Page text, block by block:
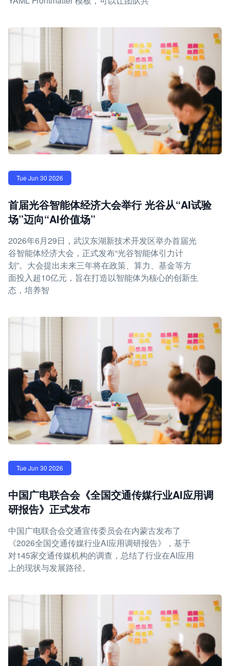
Tue Jun 30 2026
首届光谷智能体经济大会举行 光谷从“AI试验
场”迈向“AI价值场”
2026年6月29日，武汉东湖新技术开发区举办首届光
谷智能体经济大会，正式发布“光谷智能体引力计
划”。大会提出未来三年将在政策、算力、基金等方
面投入超10亿元，旨在打造以智能体为核心的创新生
态，培养智
Tue Jun 30 2026
中国广电联合会《全国交通传媒行业AI应用调
研报告》正式发布
中国广电联合会交通宣传委员会在内蒙古发布了
《2026全国交通传媒行业AI应用调研报告》，基于
对145家交通传媒机构的调查，总结了行业在AI应用
上的现状与发展路径。